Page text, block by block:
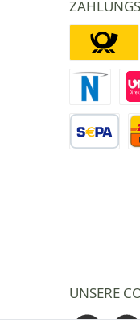
Novalnet
Deutsche
UNSERE